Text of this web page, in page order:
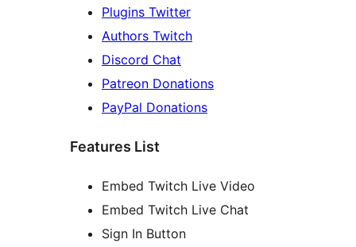
Plugins Twitter
Authors Twitch
Discord Chat
Patreon Donations
PayPal Donations
Features List
Embed Twitch Live Video
Embed Twitch Live Chat
Sign In Button